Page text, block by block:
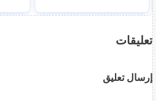
تعليقات
إرسال تعليق